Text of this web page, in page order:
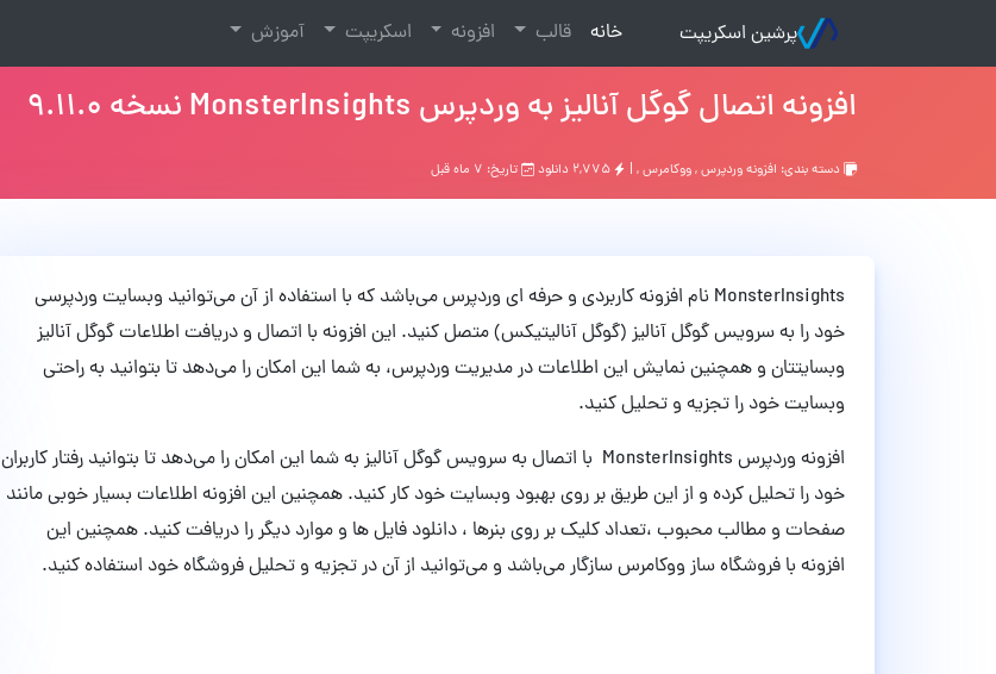
پرشین اسکریپت خانه
(current) قالب افزونه اسکریپت آموزش
افزونه اتصال گوگل آنالیز به وردپرس MonsterInsights نسخه 9.11.0
دسته بندی: افزونه وردپرس,ووکامرس, | ۲,۷۷۵ دانلود تاریخ: ۷ ماه قبل
MonsterInsights نام افزونه کاربردی و حرفه ای وردپرس می‌باشد که با استفاده از آن می‌توانید وبسایت وردپرسی
خود را به سرویس گوگل آنالیز (گوگل آنالیتیکس) متصل کنید. این افزونه با اتصال و دریافت اطلاعات گوگل آنالیز
وبسایتتان و همچنین نمایش این اطلاعات در مدیریت وردپرس، به شما این امکان را می‌دهد تا بتوانید به راحتی
وبسایت خود را تجزیه و تحلیل کنید.
افزونه وردپرس MonsterInsights با اتصال به سرویس گوگل آنالیز به شما این امکان را می‌دهد تا بتوانید رفتار کاربران
خود را تحلیل کرده و از این طریق بر روی بهبود وبسایت خود کار کنید. همچنین این افزونه اطلاعات بسیار خوبی مانند
صفحات و مطالب محبوب ،تعداد کلیک بر روی بنرها ، دانلود فایل ها و موارد دیگر را دریافت کنید. همچنین این
افزونه با فروشگاه ساز ووکامرس سازگار می‌باشد و می‌توانید از آن در تجزیه و تحلیل فروشگاه خود استفاده کنید.